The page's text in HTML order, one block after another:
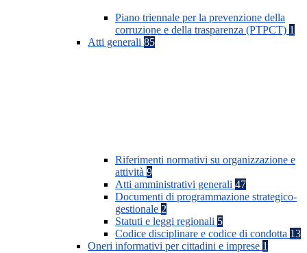
Piano triennale per la prevenzione della
corruzione e della trasparenza (PTPCT) 1
Atti generali 85
Riferimenti normativi su organizzazione e
attività 9
Atti amministrativi generali 47
Documenti di programmazione strategico-
gestionale 2
Statuti e leggi regionali 5
Codice disciplinare e codice di condotta 13
Oneri informativi per cittadini e imprese 1